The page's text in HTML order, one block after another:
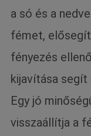
a só és a
fémet,
fényezés
kijavítása
Egy jó
visszaállítja a